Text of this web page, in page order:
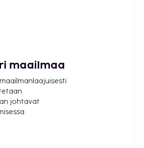
maailmaa
johtavat